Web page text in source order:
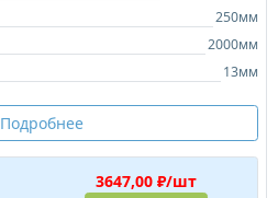
250мм
2000мм
13мм
Подробнее
3647,00 ₽/шт